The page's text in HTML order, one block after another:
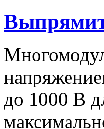
до 1000 В